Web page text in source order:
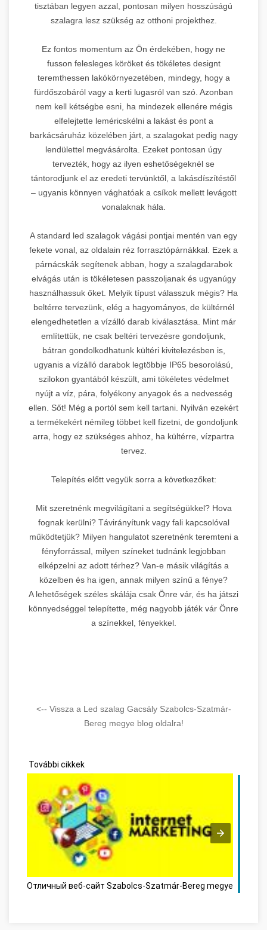
tisztában legyen azzal, pontosan milyen hosszúságú
szalagra lesz szükség az otthoni projekthez.
Ez fontos momentum az Ön érdekében, hogy ne
fusson felesleges köröket és tökéletes designt
teremthessen lakókörnyezetében, mindegy, hogy a
fürdőszobáról vagy a kerti lugasról van szó. Azonban
nem kell kétségbe esni, ha mindezek ellenére mégis
elfelejtette leméricskélni a lakást és pont a
barkácsáruház közelében járt, a szalagokat pedig nagy
lendülettel megvásárolta. Ezeket pontosan úgy
tervezték, hogy az ilyen eshetőségeknél se
tántorodjunk el az eredeti tervünktől, a lakásdíszítéstől
– ugyanis könnyen vághatóak a csíkok mellett levágott
vonalaknak hála.
A standard led szalagok vágási pontjai mentén van egy
fekete vonal, az oldalain réz forrasztópárnákkal. Ezek a
párnácskák segítenek abban, hogy a szalagdarabok
elvágás után is tökéletesen passzoljanak és ugyanúgy
használhassuk őket. Melyik típust válasszuk mégis? Ha
beltérre tervezünk, elég a hagyományos, de kültérnél
elengedhetetlen a vízálló darab kiválasztása. Mint már
említettük, ne csak beltéri tervezésre gondoljunk,
bátran gondolkodhatunk kültéri kivitelezésben is,
ugyanis a vízálló darabok legtöbbje IP65 besorolású,
szilokon gyantából készült, ami tökéletes védelmet
nyújt a víz, pára, folyékony anyagok és a nedvesség
ellen. Sőt! Még a portól sem kell tartani. Nyilván ezekért
a termékekért némileg többet kell fizetni, de gondoljunk
arra, hogy ez szükséges ahhoz, ha kültérre, vízpartra
tervez.
Telepítés előtt vegyük sorra a következőket:
Mit szeretnénk megvilágítani a segítségükkel? Hova
fognak kerülni? Távirányítunk vagy fali kapcsolóval
működtetjük? Milyen hangulatot szeretnénk teremteni a
fényforrással, milyen színeket tudnánk legjobban
elképzelni az adott térhez? Van-e másik világítás a
közelben és ha igen, annak milyen színű a fénye?
A lehetőségek széles skálája csak Önre vár, és ha játszi
könnyedséggel telepítette, még nagyobb játék vár Önre
a színekkel, fényekkel.
<-- Vissza a Led szalag Gacsály Szabolcs-Szatmár-
Bereg megye blog oldalra!
További cikkek
Отличный веб-сайт Szabolcs-Szatmár-Bereg megye